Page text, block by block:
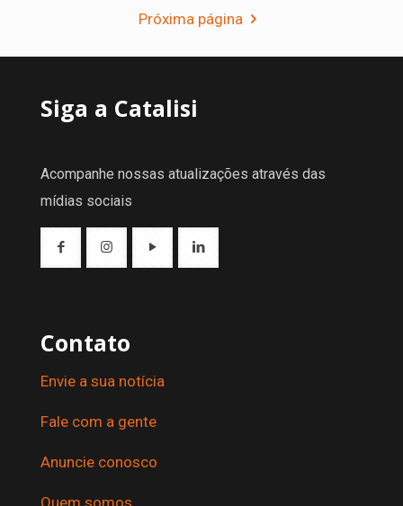
Próxima página
Siga a Catalisi
Acompanhe nossas atualizações através das
mídias sociais
Contato
Envie a sua notícia
Fale com a gente
Anuncie conosco
Quem somos